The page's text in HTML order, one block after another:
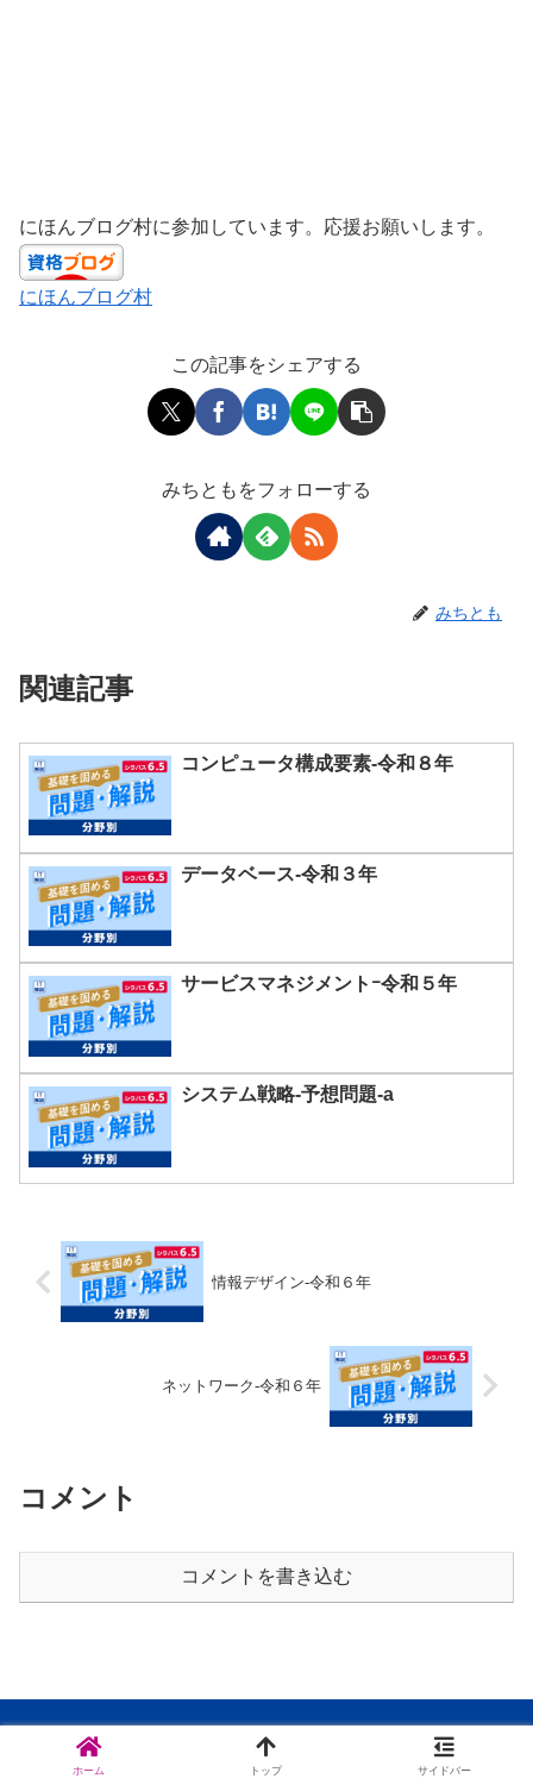
にほんブログ村に参加しています。応援お願いします。
にほんブログ村
この記事をシェアする
みちともをフォローする
みちとも
関連記事
コンピュータ構成要素-令和８年
データベース-令和３年
サービスマネジメントｰ令和５年
システム戦略-予想問題-a
情報デザイン-令和６年
ネットワーク-令和６年
コメント
コメントを書き込む
お問い合わせ プライバシーポリシー
ホーム トップ サイドバー